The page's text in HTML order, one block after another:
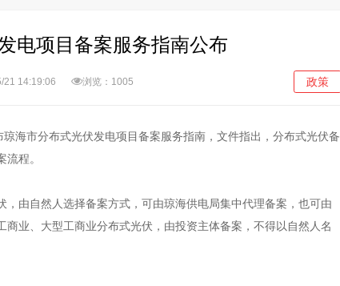
电项目备案服务指南公布
21 14:19:06 浏览：1005 政策
海市分布式光伏发电项目备案服务指南，文件指出，分布式光伏备
程。
，由自然人选择备案方式，可由琼海供电局集中代理备案，也可由
商业、大型工商业分布式光伏，由投资主体备案，不得以自然人名